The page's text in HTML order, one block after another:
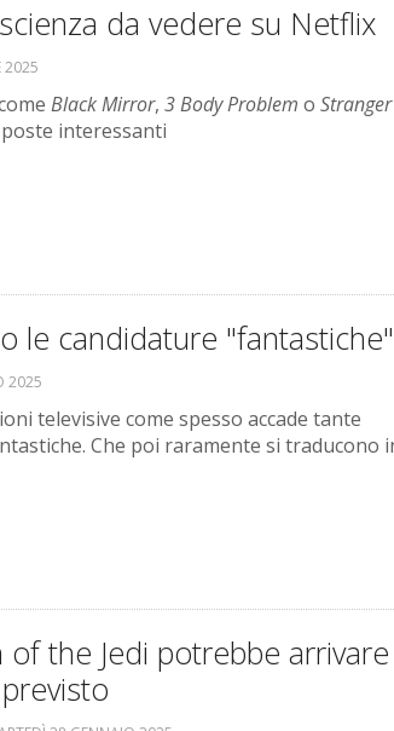
da vedere su Netflix
2025
Black Mirror, 3 Body Problem o Stranger
interessanti
le candidature "fantastiche"
2025
televisive come spesso accade tante
Che poi raramente si traducono
of the Jedi potrebbe arrivare